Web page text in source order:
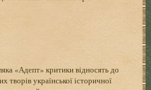
«Адепт» критики відносять до
творів української історичної